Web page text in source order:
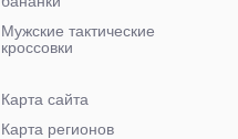
Мужские тактические
кроссовки
Карта сайта
Карта регионов